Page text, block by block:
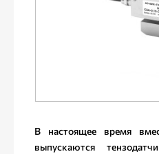
В настоящее время
выпускаются